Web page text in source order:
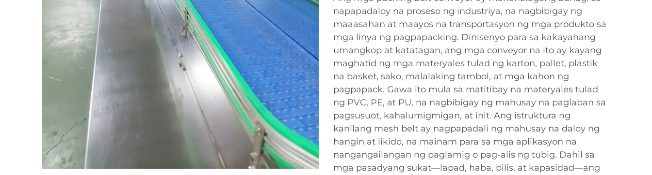
napapadaloy na proseso ng industriya, na nagbibigay ng
maaasahan at maayos na transportasyon ng mga produkto sa
mga linya ng pagpapacking. Dinisenyo para sa kakayahang
umangkop at katatagan, ang mga conveyor na ito ay kayang
maghatid ng mga materyales tulad ng karton, pallet, plastik
na basket, sako, malalaking tambol, at mga kahon ng
pagpapack. Gawa ito mula sa matitibay na materyales tulad
ng PVC, PE, at PU, na nagbibigay ng mahusay na paglaban sa
pagsusuot, kahalumigmigan, at init. Ang istruktura ng
kanilang mesh belt ay nagpapadali ng mahusay na daloy ng
hangin at likido, na mainam para sa mga aplikasyon na
nangangailangan ng paglamig o pag-alis ng tubig. Dahil sa
mga pasadyang sukat—lapad, haba, bilis, at kapasidad—ang